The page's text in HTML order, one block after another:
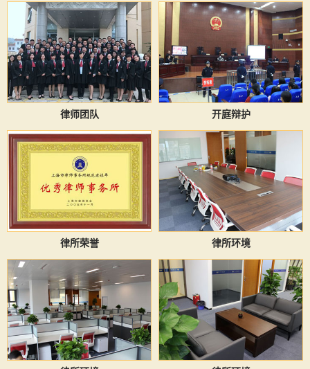
律师团队 开庭辩护
律所荣誉 律所环境